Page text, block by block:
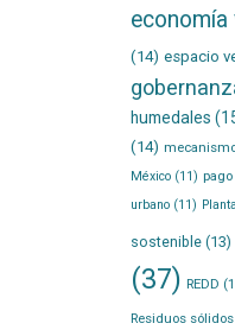
economía
(14) espacio
humedales
(14)
México(11)
urbano(11)
sostenible(13)
(37) REDD
Residuos sólidos